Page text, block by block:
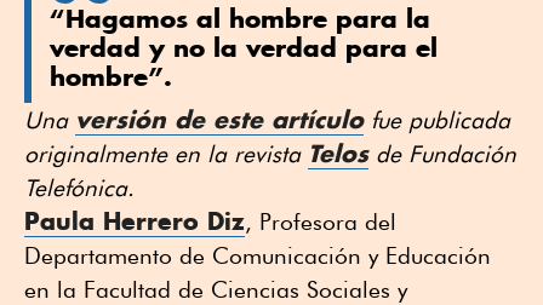
“Hagamos al hombre para la
verdad y no la verdad para el
hombre”.
Una versión de este artículofue publicada
originalmente en la revista Telosde Fundación
Telefónica.
Paula Herrero Diz, Profesora del
Departamento de Comunicación y Educación
en la Facultad de Ciencias Sociales y